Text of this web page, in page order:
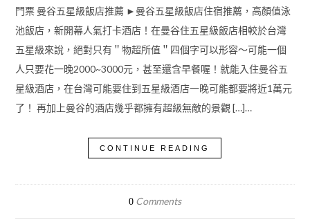
門票 曼谷五星級飯店推薦 ►曼谷五星級飯店住宿推薦，高顏值泳
池飯店，新開幕人氣打卡酒店！在曼谷住五星級飯店相較於台灣
五星級來說，絕對只有＂物超所值＂四個字可以形容～可能一個
人只要花一晚2000~3000元，甚至還含早餐喔！就能入住曼谷五
星級酒店，在台灣可能要住到五星級酒店一晚可能都要將近1萬元
了！ 再加上曼谷的酒店幾乎都擁有超級無敵的景觀 […]…
CONTINUE READING
0Comments